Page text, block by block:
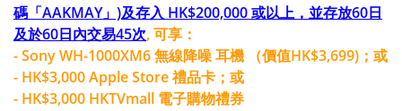
碼「AAKMAY」)及存入 HK$200,000 或以上，並存放60日
及於60日內交易45次, 可享：
- Sony WH-1000XM6 無線降噪 耳機 （價值HK$3,699)；或
- HK$3,000 Apple Store 禮品卡；或
- HK$3,000 HKTVmall 電子購物禮券